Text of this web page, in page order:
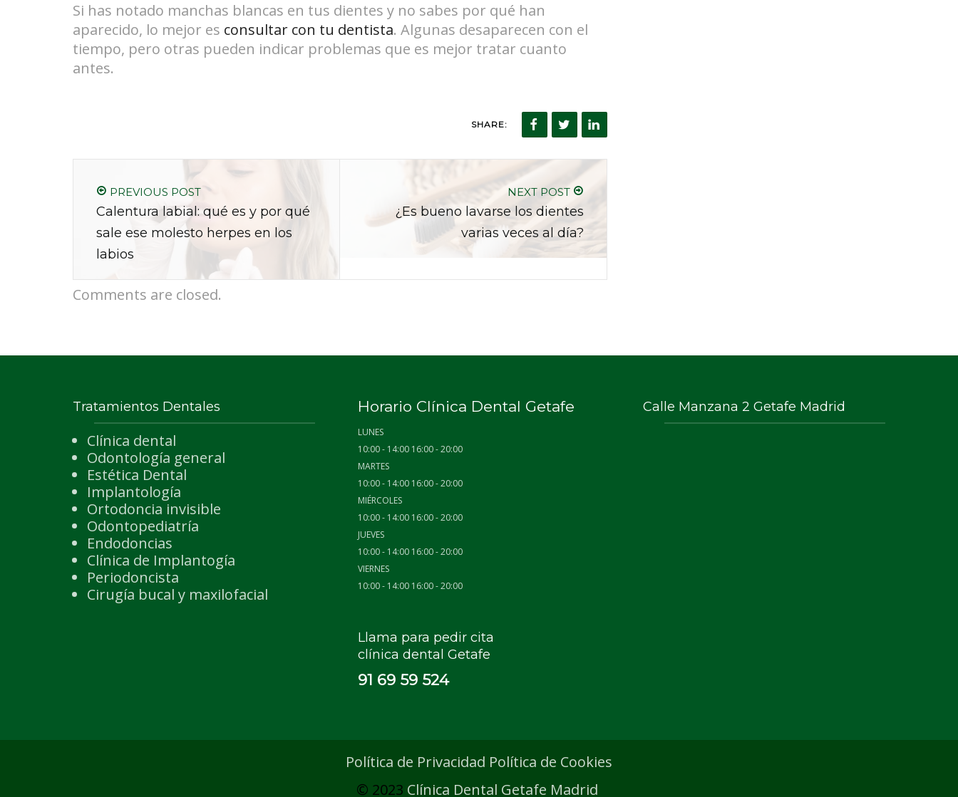
Si has notado manchas blancas en tus dientes y no sabes por qué han
aparecido, lo mejor es consultar con tu dentista. Algunas desaparecen con el
tiempo, pero otras pueden indicar problemas que es mejor tratar cuanto
antes.
SHARE:
PREVIOUS POST
Calentura labial: qué es y por qué
sale ese molesto herpes en los
labios
NEXT POST
¿Es bueno lavarse los dientes
varias veces al día?
Comments are closed.
Tratamientos Dentales
Clínica dental
Odontología general
Estética Dental
Implantología
Ortodoncia invisible
Odontopediatría
Endodoncias
Clínica de Implantogía
Periodoncista
Cirugía bucal y maxilofacial
Horario Clínica Dental Getafe
LUNES
10:00 - 14:00 16:00 - 20:00
MARTES
10:00 - 14:00 16:00 - 20:00
MIÉRCOLES
10:00 - 14:00 16:00 - 20:00
JUEVES
10:00 - 14:00 16:00 - 20:00
VIERNES
10:00 - 14:00 16:00 - 20:00
Llama para pedir cita
clínica dental Getafe
91 69 59 524
Calle Manzana 2 Getafe Madrid
Política de Privacidad Política de Cookies
© 2023 Clínica Dental Getafe Madrid